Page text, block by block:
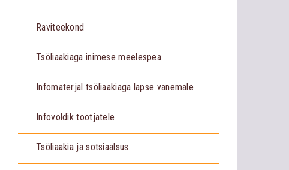
Raviteekond
Tsöliaakiaga inimese meelespea
Infomaterjal tsöliaakiaga lapse vanemale
Infovoldik tootjatele
Tsöliaakia ja sotsiaalsus